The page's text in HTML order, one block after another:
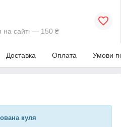
на сайті — 150 ₴
Доставка Оплата Умови
куля